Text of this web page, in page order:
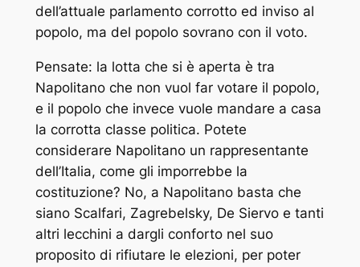
dell’attuale parlamento corrotto ed inviso al
popolo, ma del popolo sovrano con il voto.
Pensate: la lotta che si è aperta è tra
Napolitano che non vuol far votare il popolo,
e il popolo che invece vuole mandare a casa
la corrotta classe politica. Potete
considerare Napolitano un rappresentante
dell’Italia, come gli imporrebbe la
costituzione? No, a Napolitano basta che
siano Scalfari, Zagrebelsky, De Siervo e tanti
altri lecchini a dargli conforto nel suo
proposito di rifiutare le elezioni, per poter